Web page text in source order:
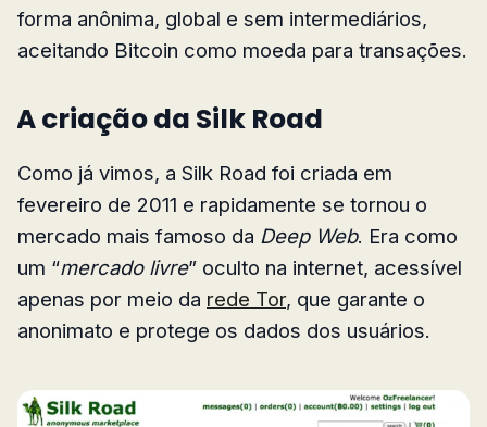
forma anônima, global e sem intermediários,
aceitando Bitcoin como moeda para transações.
A criação da Silk Road
Como já vimos, a Silk Road foi criada em
fevereiro de 2011 e rapidamente se tornou o
mercado mais famoso da Deep Web. Era como
um “mercado livre” oculto na internet, acessível
apenas por meio da rede Tor, que garante o
anonimato e protege os dados dos usuários.